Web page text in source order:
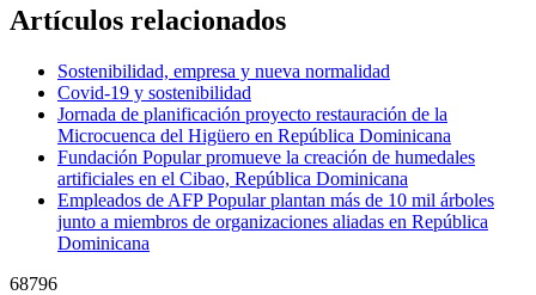
Artículos relacionados
Sostenibilidad, empresa y nueva normalidad
Covid-19 y sostenibilidad
Jornada de planificación proyecto restauración de la
Microcuenca del Higüero en República Dominicana
Fundación Popular promueve la creación de humedales
artificiales en el Cibao, República Dominicana
Empleados de AFP Popular plantan más de 10 mil árboles
junto a miembros de organizaciones aliadas en República
Dominicana
68796